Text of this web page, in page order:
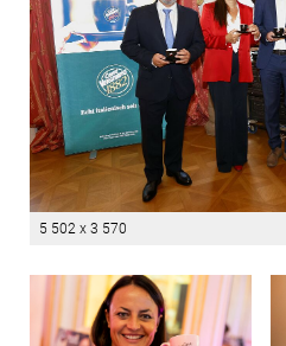
5 502 x 3 570